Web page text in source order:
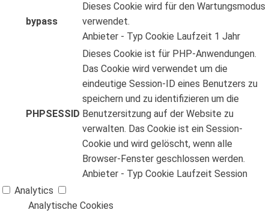
bypass
Dieses Cookie wird für den Wartungsmodus
verwendet.
Anbieter - Typ Cookie Laufzeit 1 Jahr
PHPSESSID
Dieses Cookie ist für PHP-Anwendungen.
Das Cookie wird verwendet um die
eindeutige Session-ID eines Benutzers zu
speichern und zu identifizieren um die
Benutzersitzung auf der Website zu
verwalten. Das Cookie ist ein Session-
Cookie und wird gelöscht, wenn alle
Browser-Fenster geschlossen werden.
Anbieter - Typ Cookie Laufzeit Session
Analytics
Analytische Cookies